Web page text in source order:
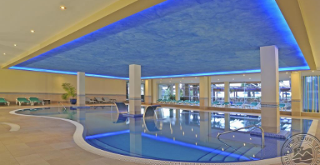
televizorius: palydovinė
oro kondicionierius: yra
seifas numeryje, už papildomą mokestį
aptarnavimas numeriuose: yra
mikrobangų krosnelė
internetas: Wi-Fi nemokamai
mini virtuvėlė
plaukų džiovintuvas: yra
kosmetikos reikmenys